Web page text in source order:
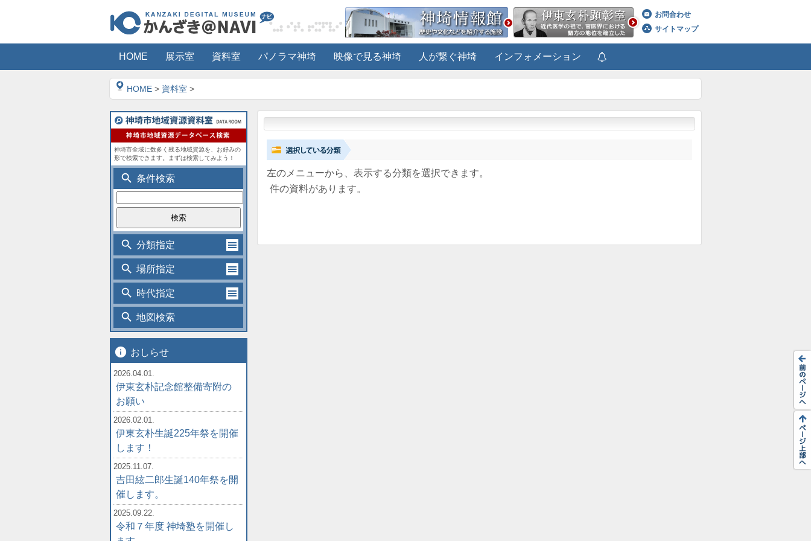
お問合わせ
サイトマップ
HOME 展示室 資料室 パノラマ神埼 映像で見る神埼 人が繋ぐ神埼 インフォメーション
HOME > 資料室 >
左のメニューから、表示する分類を選択できます。
件の資料があります。
神埼市全域に数多く残る地域資源を、お好みの
形で検索できます。まずは検索してみよう！
search 条件検索
search 分類指定
search 場所指定
search 時代指定
search 地図検索
info おしらせ
2026.04.01.
伊東玄朴記念館整備寄附の
お願い
2026.02.01.
伊東玄朴生誕225年祭を開催
します！
2025.11.07.
吉田絃二郎生誕140年祭を開
催します。
2025.09.22.
令和７年度 神埼塾を開催し